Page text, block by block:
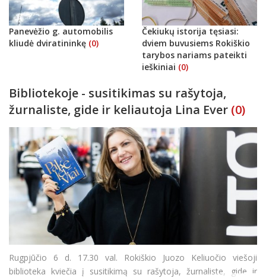
Panevėžio g. automobilis
kliudė dviratininkę (0)
Čekiukų istorija tęsiasi:
dviem buvusiems Rokiškio
tarybos nariams pateikti
ieškiniai (0)
Bibliotekoje - susitikimas su rašytoja,
žurnaliste, gide ir keliautoja Lina Ever (0)
Rugpjūčio 6 d. 17.30 val. Rokiškio Juozo Keliuočio viešoji
biblioteka kviečia į susitikimą su rašytoja, žurnaliste, gide ir